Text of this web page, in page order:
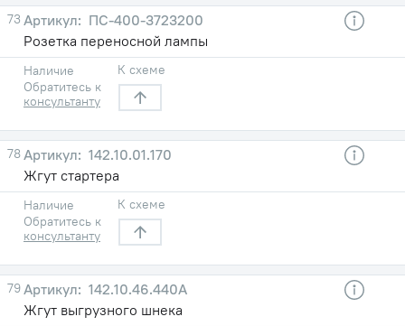
73
ПС-400-3723200
Розетка переносной лампы
Наличие
Обратитесь к
консультанту
К схеме
78
142.10.01.170
Жгут стартера
Наличие
Обратитесь к
консультанту
К схеме
79
142.10.46.440А
Жгут выгрузного шнека